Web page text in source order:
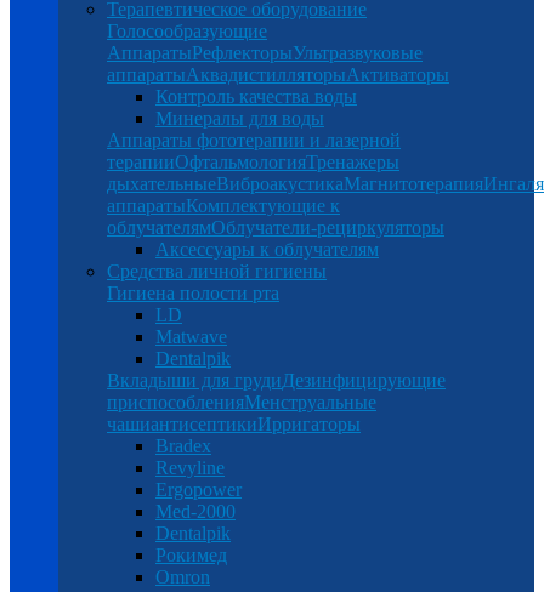
Терапевтическое оборудование
Голосообразующие
АппаратыРефлекторыУльтразвуковые
аппаратыАквадистилляторыАктиваторы
Контроль качества воды
Минералы для воды
Аппараты фототерапии и лазерной
терапииОфтальмологияТренажеры
дыхательныеВиброакустикаМагнитотерапия
аппаратыКомплектующие к
облучателямОблучатели-рециркуляторы
Аксессуары к облучателям
Средства личной гигиены
Гигиена полости рта
LD
Matwave
Dentalpik
Вкладыши для грудиДезинфицирующие
приспособленияМенструальные
чашиантисептикиИрригаторы
Bradex
Revyline
Ergopower
Med-2000
Dentalpik
Рокимед
Omron